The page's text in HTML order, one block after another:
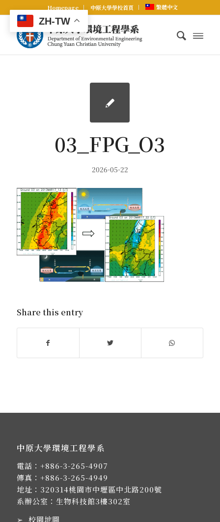
Homepage 中原大學學校首頁 繁體中文
03_FPG_O3
2026-05-22
Share this entry
中原大學環境工程學系
電話： +886-3-265-4907
傳真：+886-3-265-4949
地址： 320314桃園市中壢區中北路200號
系辦公室：生物科技館3樓302室
➢ 校園地圖
ZH-TW